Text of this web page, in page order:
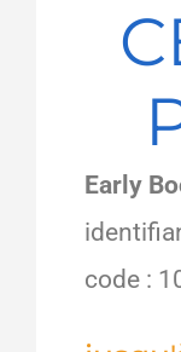
Early
code :